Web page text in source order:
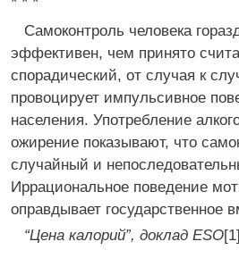
Самоконтроль человека
эффективен, чем принято
спорадический, от случая к
провоцирует импульсивное
населения. Употребление
ожирение показывают, что
случайный и
Иррациональное поведение
оправдывает государственное
“Цена калорий”, доклад ESO[1]